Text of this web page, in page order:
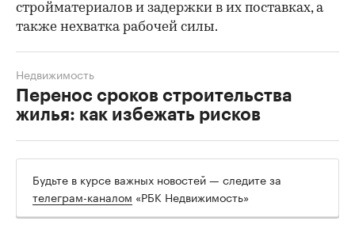
стройматериалов и задержки в их поставках, а
также нехватка рабочей силы.
Перенос сроков строительства
жилья: как избежать рисков
Недвижимость
Будьте в курсе важных новостей — следите за
телеграм-каналом «РБК Недвижимость»